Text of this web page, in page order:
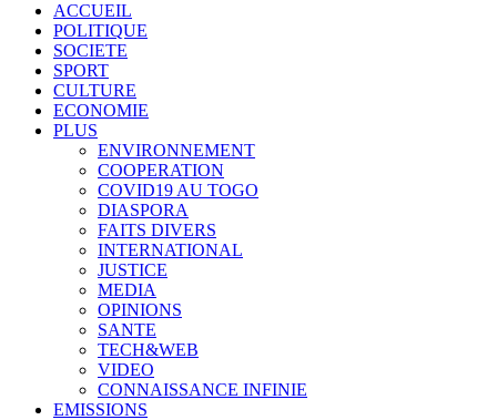
ACCUEIL
POLITIQUE
SOCIETE
SPORT
CULTURE
ECONOMIE
PLUS
ENVIRONNEMENT
COOPERATION
COVID19 AU TOGO
DIASPORA
FAITS DIVERS
INTERNATIONAL
JUSTICE
MEDIA
OPINIONS
SANTE
TECH&WEB
VIDEO
CONNAISSANCE INFINIE
EMISSIONS